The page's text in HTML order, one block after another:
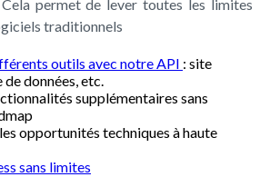
permet de lever toutes les limites
traditionnels
outils avec notre API : site
de données, etc.
supplémentaires sans
opportunités techniques à haute
sans limites